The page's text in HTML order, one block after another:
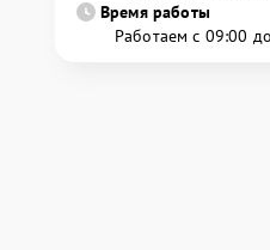
Время работы
Работаем с 09:00